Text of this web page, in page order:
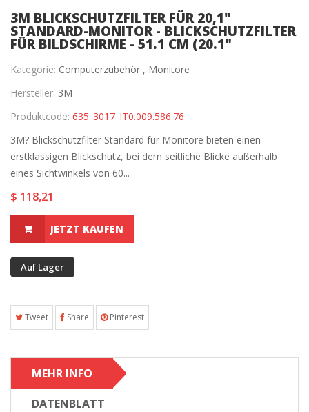
3M BLICKSCHUTZFILTER FÜR 20,1"
STANDARD-MONITOR - BLICKSCHUTZFILTER
FÜR BILDSCHIRME - 51.1 CM (20.1"
Kategorie: Computerzubehör , Monitore
Hersteller: 3M
Produktcode: 635_3017_IT0.009.586.76
3M? Blickschutzfilter Standard für Monitore bieten einen
erstklassigen Blickschutz, bei dem seitliche Blicke außerhalb
eines Sichtwinkels von 60...
$ 118,21
JETZT KAUFEN
Auf Lager
Tweet Share Pinterest
MEHR INFO
DATENBLATT